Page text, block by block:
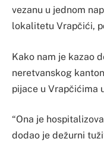
vezanu u jednom
lokalitetu Vrapčići,
Kako nam je kazao
neretvanskog
pijace u Vrapčićima
“Ona je
dodao je dežurni